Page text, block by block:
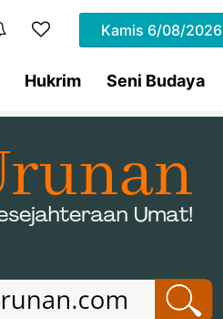
Kamis 6/08/2026
Hukrim Seni Budaya